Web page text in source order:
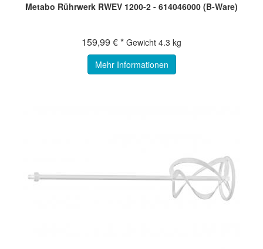
Metabo Rührwerk RWEV 1200-2 - 614046000 (B-Ware)
159,99 € * Gewicht 4.3 kg
Mehr Informationen